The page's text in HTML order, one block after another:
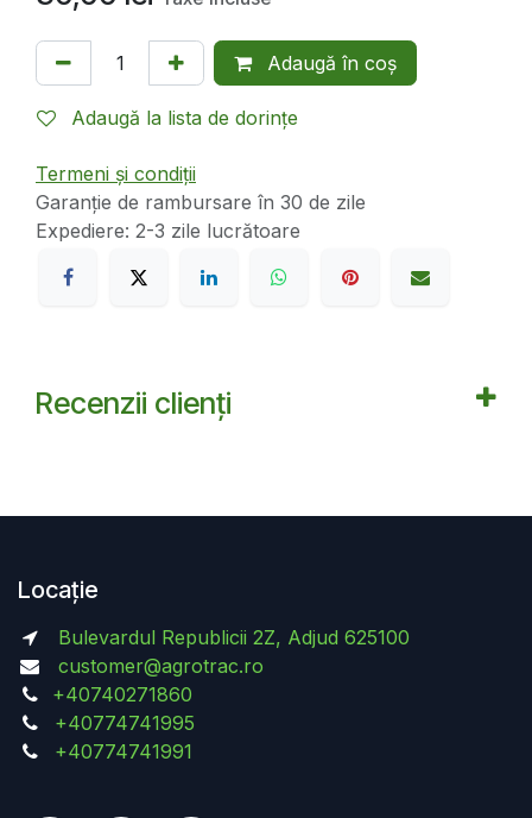
Adaugă în coș
Adaugă la lista de dorințe
Termeni și condiții
Garanție de rambursare în 30 de zile
Expediere: 2-3 zile lucrătoare
Recenzii clienți
Locație
Bulevardul Republicii 2Z, Adjud 625100
customer@agrotrac.ro
+40740271860
+40774741995
+40774741991